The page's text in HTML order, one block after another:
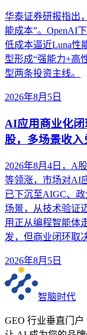
华泰证券研报指出
能成本”。OpenAI
低成本逼近Luna性
型形成“强能力+高
型两条投资主线。
2026年8月5日
AI应用商业化
股，多场景收入
2026年8月4日，A
等领涨，市场对AI
已下沉至AIGC、
场景，从技术验证
用正从编程智能体
发，但商业闭环取
2026年8月5日
智脑时代
GEO 行业垂直门户